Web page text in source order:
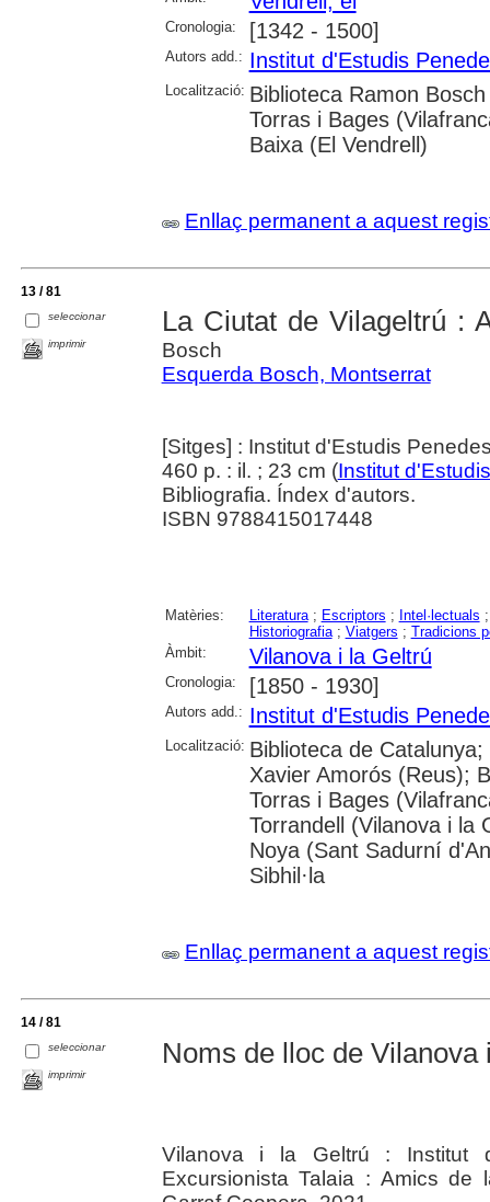
Cronologia: [1342 - 1500]
Autors add.: Institut d'Estudis
Localització: Biblioteca Ramon
Torras i Bages
Baixa (El Vendrell)
Enllaç permanent a aquest
13 / 81
seleccionar
imprimir
La Ciutat de Vilageltrú :
Bosch
Esquerda Bosch, Montserrat
[Sitges] : Institut d'Estudis
460 p. : il. ; 23 cm (Institut
Bibliografia. Índex d'autors.
ISBN 9788415017448
Matèries: Literatura; Escriptors ; Intel·lectuals
Historiografia; Viatgers ; Tradicions
Àmbit:
Vilanova i la Geltrú
Cronologia: [1850 - 1930]
Autors add.: Institut d'Estudis
Localització: Biblioteca de
Xavier Amorós (Reus);
Torras i Bages
Torrandell (Vilanova i la
Noya (Sant Sadurní
Sibhil·la
Enllaç permanent a aquest
14 / 81
seleccionar
imprimir
Noms de lloc de Vilanova
Vilanova i la Geltrú : Institut
Excursionista Talaia : Amics de